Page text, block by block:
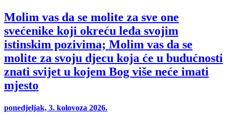
Molim vas da se molite za sve one
svećenike koji okreću leđa svojim
istinskim pozivima; Molim vas da se
molite za svoju djecu koja će u budućnosti
znati svijet u kojem Bog više neće imati
mjesto
ponedjeljak, 3. kolovoza 2026.